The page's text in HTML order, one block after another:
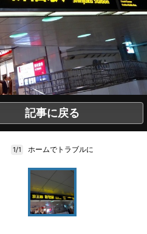
記事に戻る
1/1 ホームでトラブルに